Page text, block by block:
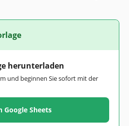
herunterladen
und beginnen Sie sofort mit der
Google Sheets